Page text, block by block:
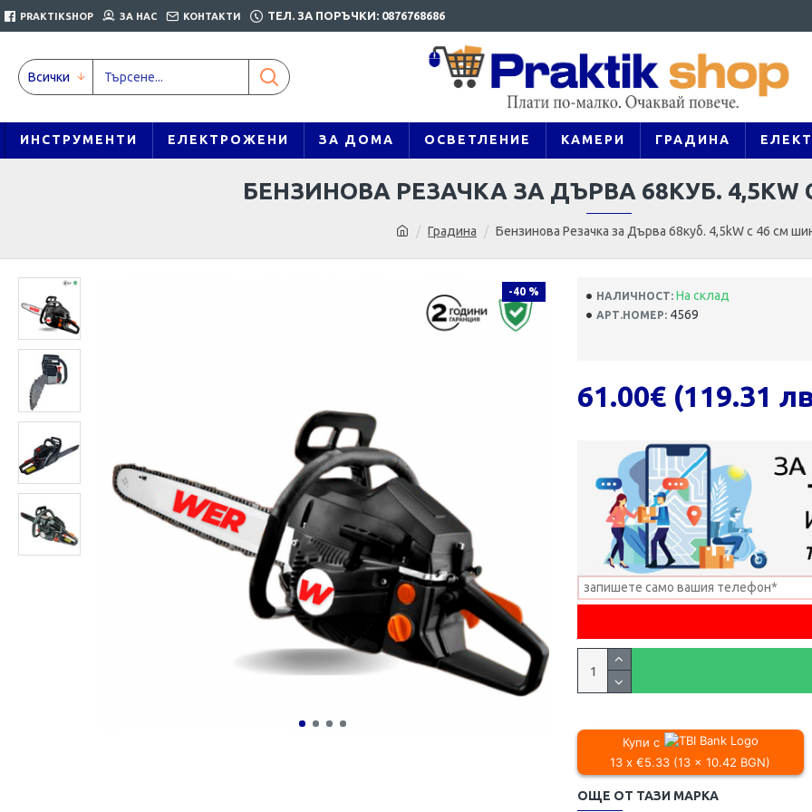
PRAKTIKSHOP ЗА НАС КОНТАКТИ ТЕЛ. ЗА ПОРЪЧКИ: 0876768686
Всички
ИНСТРУМЕНТИ ЕЛЕКТРОЖЕНИ ЗА ДОМА ОСВЕТЛЕНИЕ КАМЕРИ ГРАДИНА
Градина Бензинова Резачка за Дърва 68куб. 4,5kW с 46 см
БЕНЗИНОВА РЕЗАЧКА ЗА ДЪРВА 68КУБ.
-40 % НАЛИЧНОСТ: На склад
АРТ.НОМЕР: 4569
61.00€ (119.31
Купи с
13 x €5.33 (13 x 10.42 BGN)
ОЩЕ ОТ ТАЗИ МАРКА